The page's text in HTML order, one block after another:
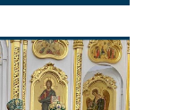
Зцілення
[…]